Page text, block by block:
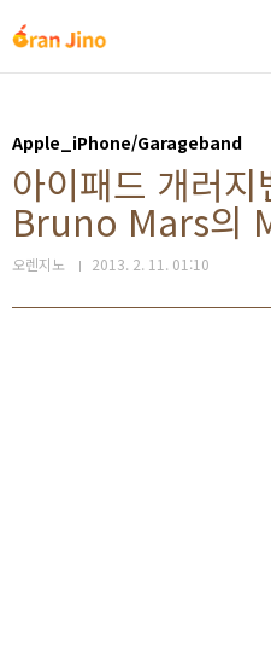
Apple_iPhone/Garageband
아이패드 개러
Bruno Mars의
오렌지노 2013. 2. 11. 01:10